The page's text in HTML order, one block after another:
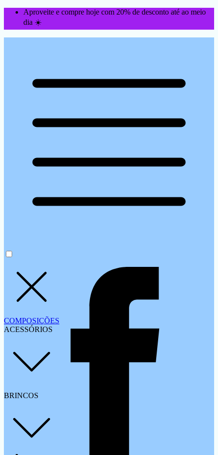
Aproveite e compre hoje com 20% de desconto até ao meio
dia ☀️
COMPOSIÇÕES
ACESSÓRIOS
BRINCOS